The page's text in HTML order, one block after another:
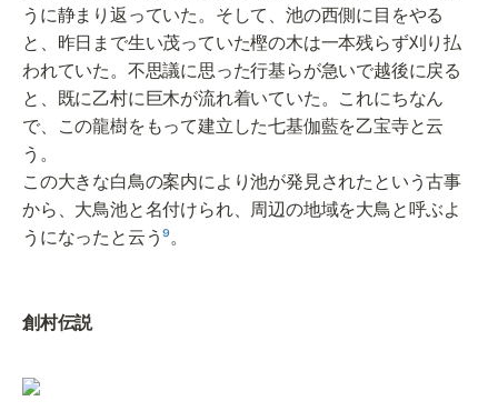
うに静まり返っていた。そして、池の西側に目をやる
と、昨日まで生い茂っていた樫の木は一本残らず刈り払
われていた。不思議に思った行基らが急いで越後に戻る
と、既に乙村に巨木が流れ着いていた。これにちなん
で、この龍樹をもって建立した七基伽藍を乙宝寺と云
う。
この大きな白鳥の案内により池が発見されたという古事
から、大鳥池と名付けられ、周辺の地域を大鳥と呼ぶよ
うになったと云う⁹。
創村伝説